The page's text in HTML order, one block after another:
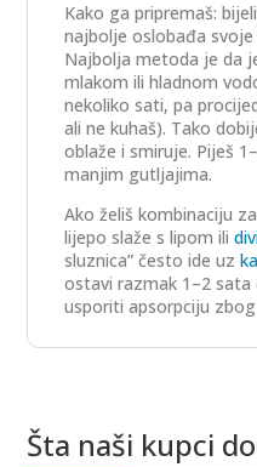
Kako ga pripremaš:
najbolje oslobađa
Najbolja metoda je da
mlakom ili hladnom
nekoliko sati, pa
ali ne kuhaš). Tako
oblaže i smiruje. Piješ
manjim gutljajima.
Ako želiš kombinaciju
lijepo slaže s lipom ili
sluznica” često ide uz
ostavi razmak 1–2
usporiti apsorpciju
Šta naši kupci